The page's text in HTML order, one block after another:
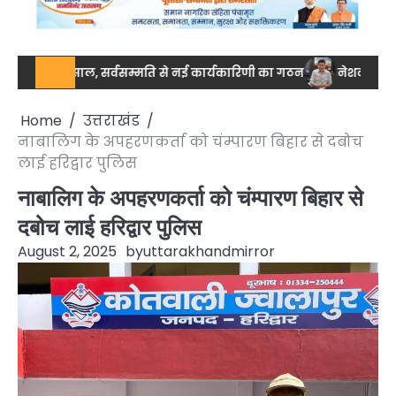
सर्वसम्मति से नई कार्यकारिणी का गठन नेशनल स्तर पर ड्रग
Home
उत्तराखंड
नाबालिग के अपहरणकर्ता को चंम्पारण बिहार से दबोच
लाई हरिद्वार पुलिस
नाबालिग के अपहरणकर्ता को चंम्पारण बिहार से
दबोच लाई हरिद्वार पुलिस
August 2, 2025 byuttarakhandmirror